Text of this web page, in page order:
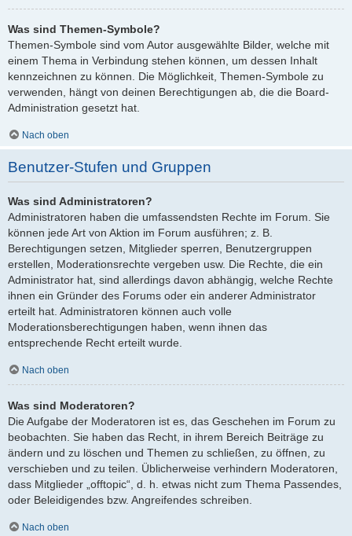
Was sind Themen-Symbole?
Themen-Symbole sind vom Autor ausgewählte Bilder, welche mit
einem Thema in Verbindung stehen können, um dessen Inhalt
kennzeichnen zu können. Die Möglichkeit, Themen-Symbole zu
verwenden, hängt von deinen Berechtigungen ab, die die Board-
Administration gesetzt hat.
Nach oben
Benutzer-Stufen und Gruppen
Was sind Administratoren?
Administratoren haben die umfassendsten Rechte im Forum. Sie
können jede Art von Aktion im Forum ausführen; z. B.
Berechtigungen setzen, Mitglieder sperren, Benutzergruppen
erstellen, Moderationsrechte vergeben usw. Die Rechte, die ein
Administrator hat, sind allerdings davon abhängig, welche Rechte
ihnen ein Gründer des Forums oder ein anderer Administrator
erteilt hat. Administratoren können auch volle
Moderationsberechtigungen haben, wenn ihnen das
entsprechende Recht erteilt wurde.
Nach oben
Was sind Moderatoren?
Die Aufgabe der Moderatoren ist es, das Geschehen im Forum zu
beobachten. Sie haben das Recht, in ihrem Bereich Beiträge zu
ändern und zu löschen und Themen zu schließen, zu öffnen, zu
verschieben und zu teilen. Üblicherweise verhindern Moderatoren,
dass Mitglieder „offtopic“, d. h. etwas nicht zum Thema Passendes,
oder Beleidigendes bzw. Angreifendes schreiben.
Nach oben